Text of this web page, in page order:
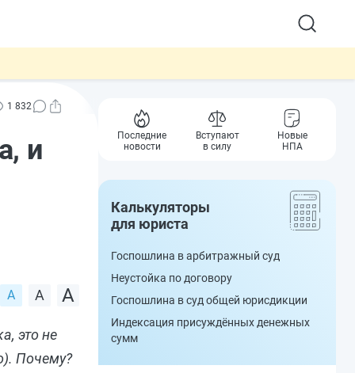
1 832
и
это не
Почему?
Последние
новости
Вступают
в силу
Новые
НПА
Калькуляторы
для юриста
Госпошлина в арбитражный суд
Неустойка по договору
Госпошлина в суд общей юрисдикции
Индексация присуждённых денежных
сумм